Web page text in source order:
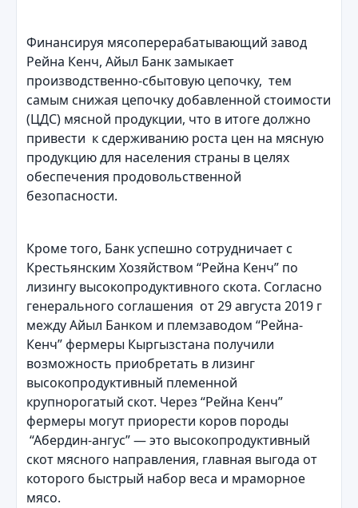
Финансируя мясоперерабатывающий завод
Рейна Кенч, Айыл Банк замыкает
производственно-сбытовую цепочку, тем
самым снижая цепочку добавленной стоимости
(ЦДС) мясной продукции, что в итоге должно
привести к сдерживанию роста цен на мясную
продукцию для населения страны в целях
обеспечения продовольственной
безопасности.
Кроме того, Банк успешно сотрудничает с
Крестьянским Хозяйством “Рейна Кенч” по
лизингу высокопродуктивного скота. Согласно
генерального соглашения от 29 августа 2019 г
между Айыл Банком и племзаводом “Рейна-
Кенч” фермеры Кыргызстана получили
возможность приобретать в лизинг
высокопродуктивный племенной
крупнорогатый скот. Через “Рейна Кенч”
фермеры могут приорести коров породы
“Абердин-ангус” — это высокопродуктивный
скот мясного направления, главная выгода от
которого быстрый набор веса и мраморное
мясо.